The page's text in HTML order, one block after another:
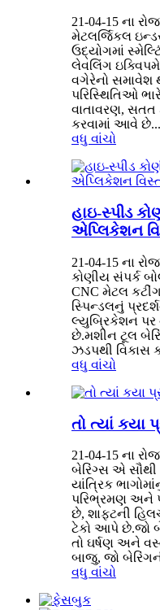
21-04-15 ના
મેટલર્જિકલ
ઉદ્યોગમાં
લેવલિંગ
વગેરેનો સમાવેશ
પરિસ્થિતિઓ
વાતાવરણ, સતત
કરવામાં આવે છે...
વધુ વાંચો
હાઇ-સ્પીડ
એપ્લિકેશન
21-04-15 ના
કોણીય સંપર્ક
CNC મેટલ
સ્પિન્ડલનું
લ્યુબ્રિકેશન પર
છે.મશીન ટૂલ
ઝડપથી વિકાસ
વધુ વાંચો
તો ત્યાં કયા
21-04-15 ના
બેરિંગ્સ એ સૌથી
યાંત્રિક
પરિભ્રમણ અને
છે, શાફ્ટની
ટેકો આપે છે.જો
તો ઘર્ષણ અને
બાજુ, જો
વધુ વાંચો